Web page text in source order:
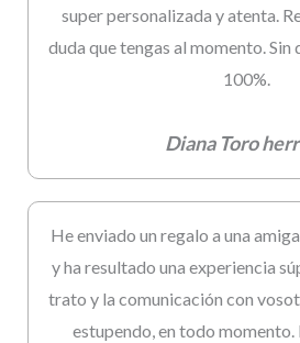
super personalizada y atenta.
duda que tengas al momento.
100%.
Diana Toro
He enviado un regalo a una
y ha resultado una experiencia
trato y la comunicación con
estupendo, en todo momento.